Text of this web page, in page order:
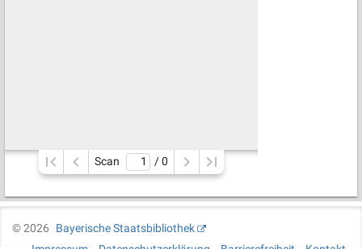
Scan / 0
©2026
Bayerische Staatsbibliothek